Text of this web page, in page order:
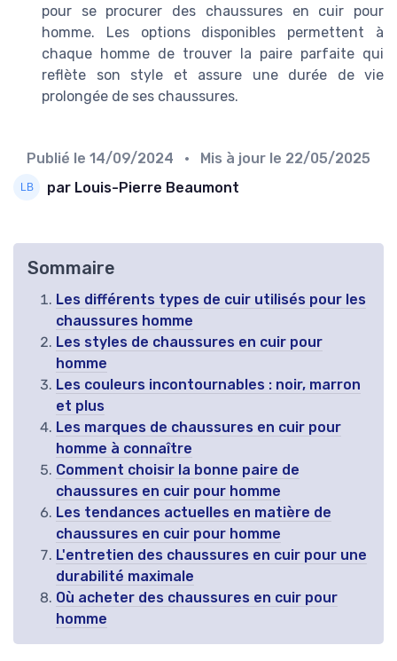
pour se procurer des chaussures en cuir pour
homme. Les options disponibles permettent à
chaque homme de trouver la paire parfaite qui
reflète son style et assure une durée de vie
prolongée de ses chaussures.
Publié le 14/09/2024 • Mis à jour le 22/05/2025
par Louis-Pierre Beaumont
Sommaire
Les différents types de cuir utilisés pour les
chaussures homme
Les styles de chaussures en cuir pour
homme
Les couleurs incontournables : noir, marron
et plus
Les marques de chaussures en cuir pour
homme à connaître
Comment choisir la bonne paire de
chaussures en cuir pour homme
Les tendances actuelles en matière de
chaussures en cuir pour homme
L'entretien des chaussures en cuir pour une
durabilité maximale
Où acheter des chaussures en cuir pour
homme